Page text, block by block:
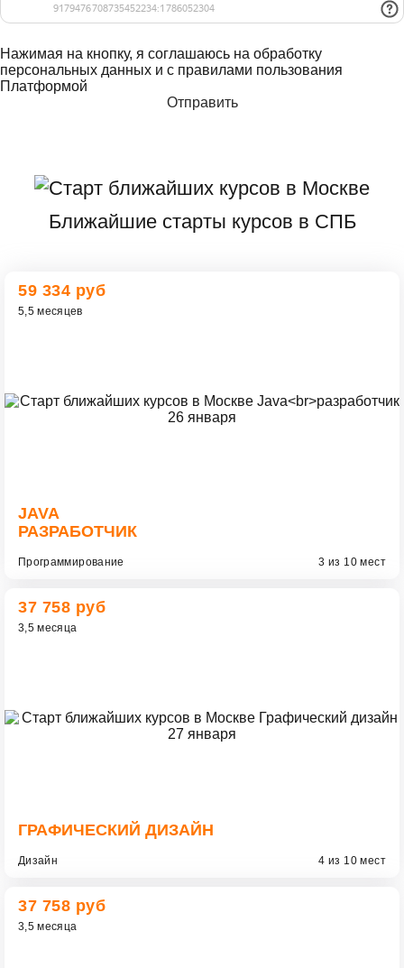
Нажимая на кнопку, я соглашаюсь на обработку
персональных данных и с правилами пользования
Платформой
Ближайшие старты курсов в СПБ
59 334 руб
5,5 месяцев
JAVA
РАЗРАБОТЧИК
Программирование 3 из 10 мест
37 758 руб
3,5 месяца
ГРАФИЧЕСКИЙ ДИЗАЙН
Дизайн 4 из 10 мест
37 758 руб
3,5 месяца